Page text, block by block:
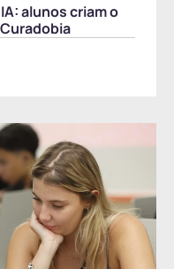
alunos criam o